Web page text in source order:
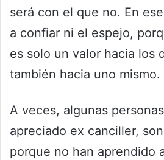
será con el que no. En
a confiar ni el espejo,
es solo un valor hacia los
también hacia uno mismo.
A veces, algunas
apreciado ex canciller,
porque no han aprendido